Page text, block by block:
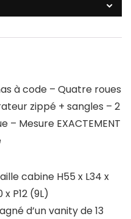
à code – Quatre roues
zippé + sangles – 2
Mesure EXACTEMENT
cabine H55 x L34 x
x P12 (9L)
d’un vanity de 13